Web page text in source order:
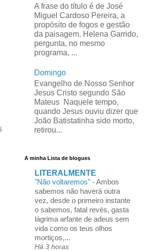
A frase do título é de José
Miguel Cardoso Pereira, a
propósito de fogos e gestão
da paisagem. Helena Garrido,
pergunta, no mesmo
programa, ...
Domingo
Evangelho de Nosso Senhor
Jesus Cristo segundo São
Mateus Naquele tempo,
quando Jesus ouviu dizer que
João Batistatinha sido morto,
retirou...
A minha Lista de blogues
LITERALMENTE
"Não voltaremos" -Ambos
sabemos não haverá outra
vez, desde o primeiro instante
o sabemos, fatal revés, gasta
lágrima arfante de adeus sem
vida como os teus olhos
mortiços,...
Há 3 horas